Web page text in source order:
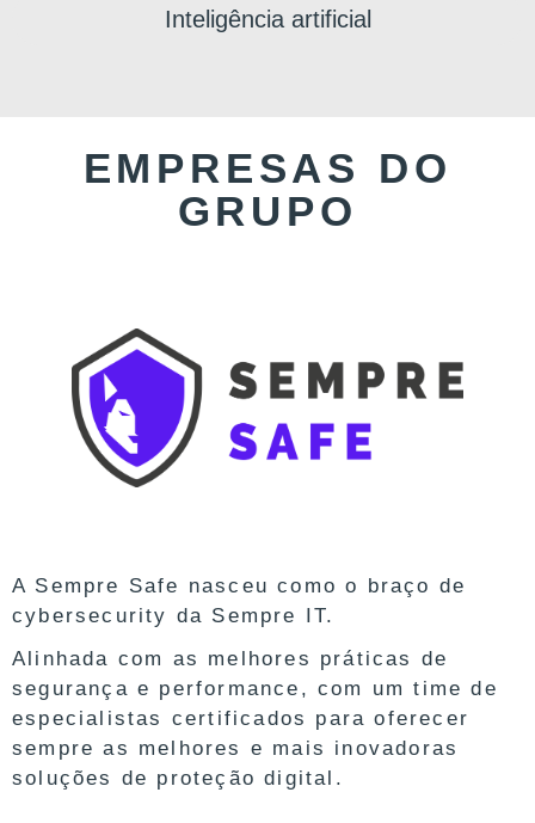
Inteligência artificial
EMPRESAS DO
GRUPO
A Sempre Safe nasceu como o braço de
cybersecurity da Sempre IT.
Alinhada com as melhores práticas de
segurança e performance, com um time de
especialistas certificados para oferecer
sempre as melhores e mais inovadoras
soluções de proteção digital.